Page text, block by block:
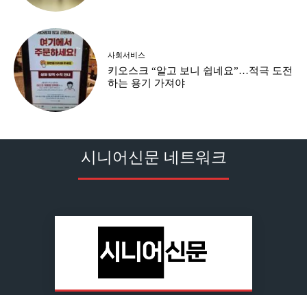
사회서비스
키오스크 “알고 보니 쉽네요”…적극 도전
하는 용기 가져야
시니어신문 네트워크